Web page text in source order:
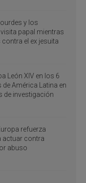
y los
papal mientras
el ex jesuita
León XIV en los 6
América Latina en
de investigación
refuerza
actuar contra
abuso